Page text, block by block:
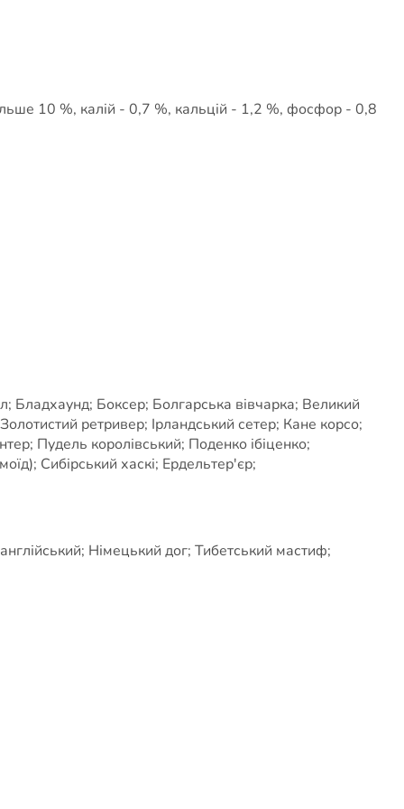
10 %, калій - 0,7 %, кальцій - 1,2 %, фосфор - 0,8
Бладхаунд; Боксер; Болгарська вівчарка; Великий
ретривер; Ірландський сетер; Кане корсо;
Пудель королівський; Поденко ібіценко;
Сибірський хаскі; Ердельтер'єр;
Німецький дог; Тибетський мастиф;